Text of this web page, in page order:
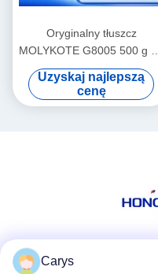
Oryginalny tłuszcz
MOLYKOTE G8005 500 g do
sprzętu do druku laserowego
Uzyskaj najlepszą
cenę
Carys